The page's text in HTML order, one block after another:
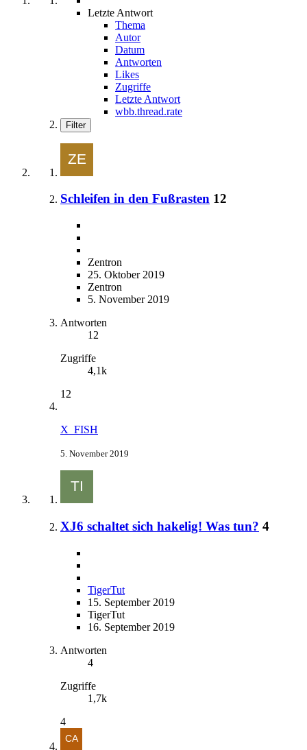
Letzte Antwort
Thema
Autor
Datum
Antworten
Likes
Zugriffe
Letzte Antwort
wbb.thread.rate
Filter
Schleifen in den Fußrasten 12
Zentron
25. Oktober 2019
Zentron
5. November 2019
Antworten
12
Zugriffe
4,1k
12
X_FISH
5. November 2019
XJ6 schaltet sich hakelig! Was tun? 4
TigerTut
15. September 2019
TigerTut
16. September 2019
Antworten
4
Zugriffe
1,7k
4